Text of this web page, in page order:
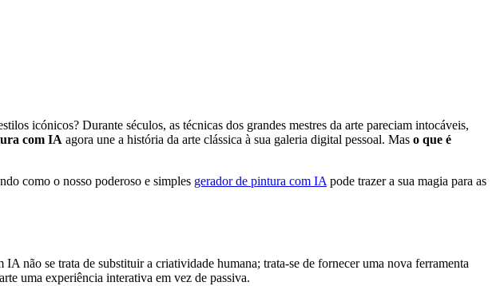
icónicos? Durante séculos, as técnicas dos grandes mestres da arte pareciam intocáveis,
com IA agora une a história da arte clássica à sua galeria digital pessoal. Mas o que é
como o nosso poderoso e simples gerador de pintura com IApode trazer a sua magia para as
não se trata de substituir a criatividade humana; trata-se de fornecer uma nova ferramenta
uma experiência interativa em vez de passiva.